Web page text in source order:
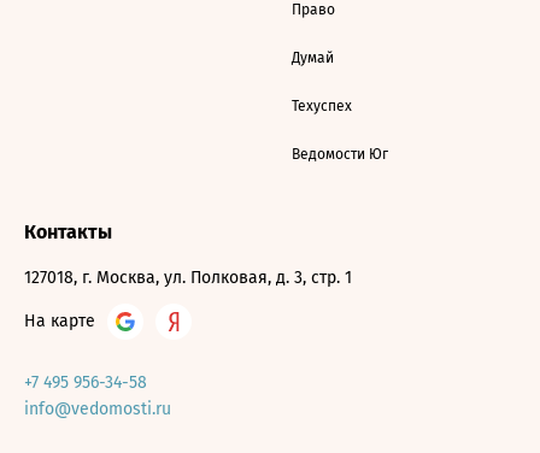
Право
Думай
Техуспех
Ведомости Юг
Контакты
127018, г. Москва, ул. Полковая, д. 3, стр. 1
На карте
+7 495 956-34-58
info@vedomosti.ru